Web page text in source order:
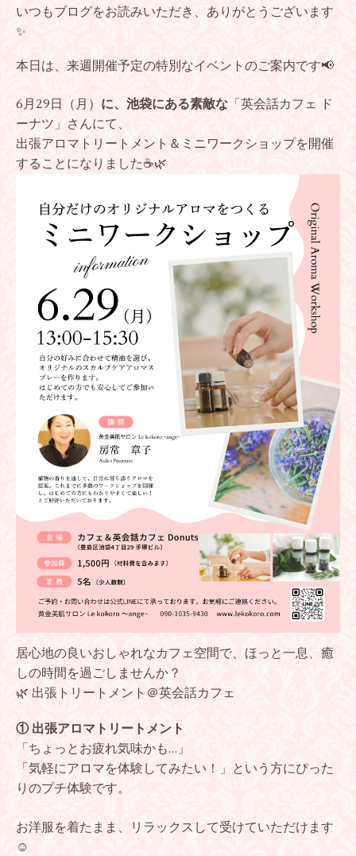
いつもブログをお読みいただき、ありがとうございます
✨
本日は、来週開催予定の特別なイベントのご案内です📢
6月29日（月） に、池袋にある素敵な 「英会話カフェ ド
ーナツ」さんにて、
出張アロマトリートメント＆ミニワークショップを開催
することになりました☕️🌿
居心地の良いおしゃれなカフェ空間で、ほっと一息、癒
しの時間を過ごしませんか？
🌿 出張トリートメント＠英会話カフェ
① 出張アロマトリートメント
「ちょっとお疲れ気味かも…」
「気軽にアロマを体験してみたい！」という方にぴった
りのプチ体験です。
お洋服を着たまま、リラックスして受けていただけます
☺️